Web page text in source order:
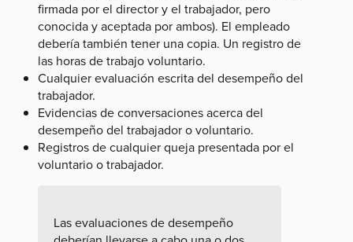
firmada por el director y el trabajador, pero
conocida y aceptada por ambos). El empleado
debería también tener una copia. Un registro de
las horas de trabajo voluntario.
Cualquier evaluación escrita del desempeño del
trabajador.
Evidencias de conversaciones acerca del
desempeño del trabajador o voluntario.
Registros de cualquier queja presentada por el
voluntario o trabajador.
Las evaluaciones de desempeño